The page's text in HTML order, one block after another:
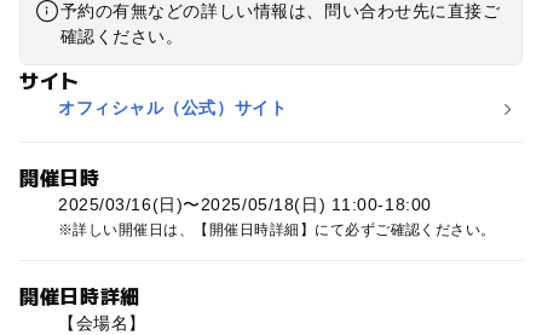
予約の有無などの詳しい情報は、問い合わせ先に直接ご
確認ください。
サイト
オフィシャル（公式）サイト
開催日時
2025/03/16(日)〜2025/05/18(日) 11:00-18:00
詳しい開催日は、【開催日時詳細】にて必ずご確認ください。
開催日時詳細
【会場名】